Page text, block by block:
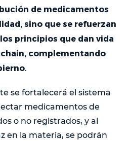
de medicamentos
sino que se refuerzan
principios que dan vida
complementando
.
se fortalecerá el sistema
medicamentos de
o no registrados, y al
en la materia, se podrán